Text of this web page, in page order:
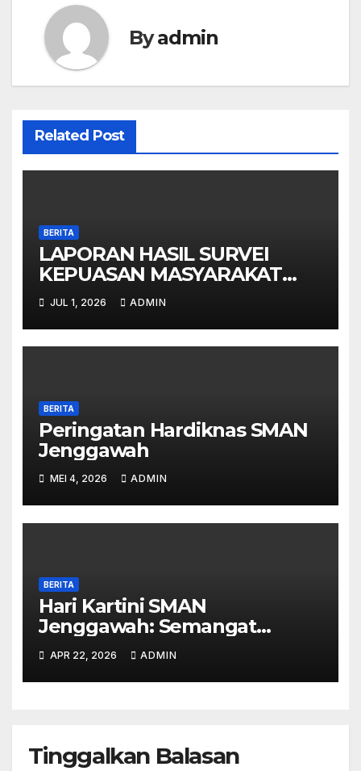
Byadmin
Related Post
BERITA
LAPORAN HASIL SURVEI
KEPUASAN MASYARAKAT
(IKM) SMAN JENGGAWAH –
SEMESTER I TAHUN 2026
JUL 1, 2026 ADMIN
BERITA
Peringatan Hardiknas SMAN
Jenggawah
MEI 4, 2026 ADMIN
BERITA
Hari Kartini SMAN
Jenggawah: Semangat
Emansipasi di Era Digital
APR 22, 2026 ADMIN
Tinggalkan Balasan